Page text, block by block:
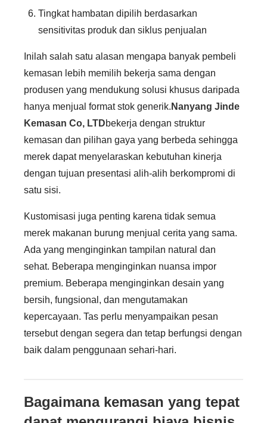
Tingkat hambatan dipilih berdasarkan
sensitivitas produk dan siklus penjualan
Inilah salah satu alasan mengapa banyak pembeli
kemasan lebih memilih bekerja sama dengan
produsen yang mendukung solusi khusus daripada
hanya menjual format stok generik. Nanyang Jinde
Kemasan Co, LTDbekerja dengan struktur
kemasan dan pilihan gaya yang berbeda sehingga
merek dapat menyelaraskan kebutuhan kinerja
dengan tujuan presentasi alih-alih berkompromi di
satu sisi.
Kustomisasi juga penting karena tidak semua
merek makanan burung menjual cerita yang sama.
Ada yang menginginkan tampilan natural dan
sehat. Beberapa menginginkan nuansa impor
premium. Beberapa menginginkan desain yang
bersih, fungsional, dan mengutamakan
kepercayaan. Tas perlu menyampaikan pesan
tersebut dengan segera dan tetap berfungsi dengan
baik dalam penggunaan sehari-hari.
Bagaimana kemasan yang tepat